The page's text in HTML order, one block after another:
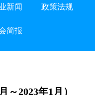
新闻 政策法规
简报
～2023年1月）